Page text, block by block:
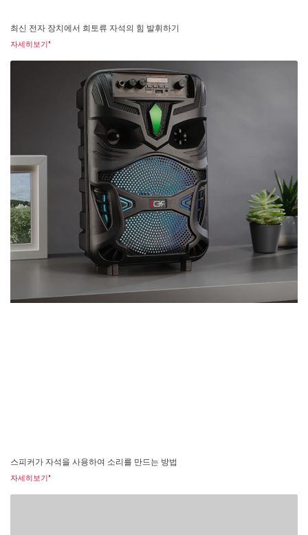
최신 전자 장치에서 희토류 자석의 힘 발휘하기
자세히보기"
스피커가 자석을 사용하여 소리를 만드는 방법
자세히보기"